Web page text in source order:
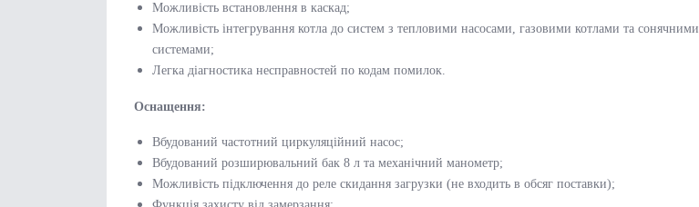
Можливість встановлення в каскад;
Можливість інтегрування котла до систем з тепловими насосами, газовими котлами та сонячними
системами;
Легка діагностика несправностей по кодам помилок.
Оснащення:
Вбудований частотний циркуляційний насос;
Вбудований розширювальний бак 8 л та механічний манометр;
Можливість підключення до реле скидання загрузки (не входить в обсяг поставки);